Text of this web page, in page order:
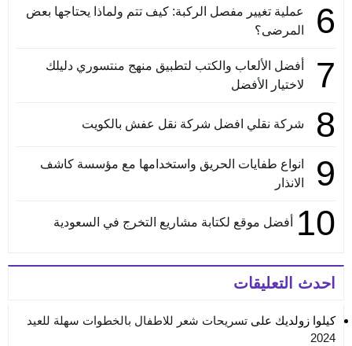
6
عملية تغيير مفصل الركبة: كيف تتم ولماذا يحتاجها بعض
المرضى؟
7
أفضل الألعاب والكتب لتطبيق منهج منتسوري دليلك
لاختيار الأفضل
8 شركة نقلي افضل شركة نقل عفش بالكويت
9
انواع طفايات الحريق واستخدامها مع مؤسسة كاشف
الانذار
10 أفضل موقع لكتابة مشاريع التخرج في السعودية
احدث التعليقات
كيلوا زولديك على تسريحات شعر للاطفال بالخطوات سهلة للعيد
2024